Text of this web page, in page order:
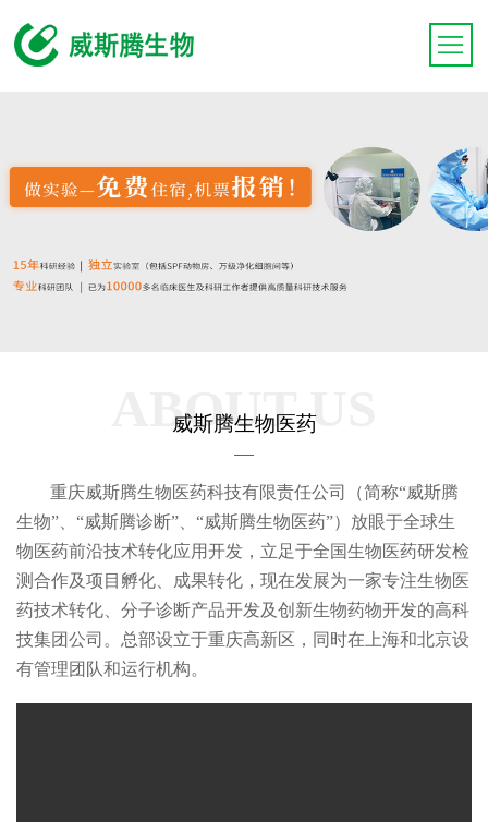
威斯腾生物医药
ABOUT US
重庆威斯腾生物医药科技有限责任公司（简称“威斯腾
生物”、“威斯腾诊断”、“威斯腾生物医药”）放眼于全球生
物医药前沿技术转化应用开发，立足于全国生物医药研发检
测合作及项目孵化、成果转化，现在发展为一家专注生物医
药技术转化、分子诊断产品开发及创新生物药物开发的高科
技集团公司。总部设立于重庆高新区，同时在上海和北京设
有管理团队和运行机构。